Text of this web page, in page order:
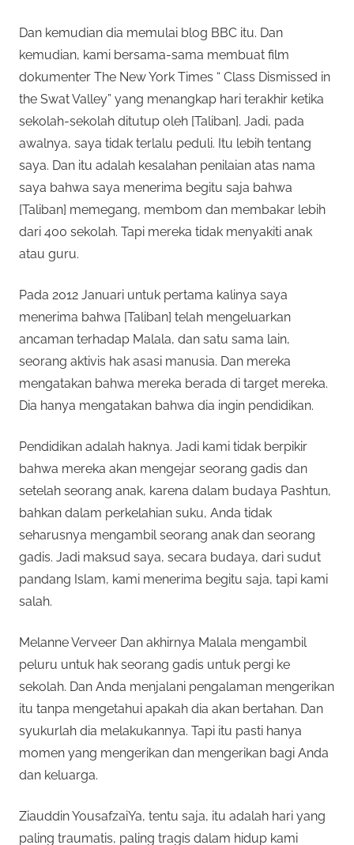
Dan kemudian dia memulai blog BBC itu. Dan
kemudian, kami bersama-sama membuat film
dokumenter The New York Times “ Class Dismissed in
the Swat Valley” yang menangkap hari terakhir ketika
sekolah-sekolah ditutup oleh [Taliban]. Jadi, pada
awalnya, saya tidak terlalu peduli. Itu lebih tentang
saya. Dan itu adalah kesalahan penilaian atas nama
saya bahwa saya menerima begitu saja bahwa
[Taliban] memegang, membom dan membakar lebih
dari 400 sekolah. Tapi mereka tidak menyakiti anak
atau guru.
Pada 2012 Januari untuk pertama kalinya saya
menerima bahwa [Taliban] telah mengeluarkan
ancaman terhadap Malala, dan satu sama lain,
seorang aktivis hak asasi manusia. Dan mereka
mengatakan bahwa mereka berada di target mereka.
Dia hanya mengatakan bahwa dia ingin pendidikan.
Pendidikan adalah haknya. Jadi kami tidak berpikir
bahwa mereka akan mengejar seorang gadis dan
setelah seorang anak, karena dalam budaya Pashtun,
bahkan dalam perkelahian suku, Anda tidak
seharusnya mengambil seorang anak dan seorang
gadis. Jadi maksud saya, secara budaya, dari sudut
pandang Islam, kami menerima begitu saja, tapi kami
salah.
Melanne Verveer Dan akhirnya Malala mengambil
peluru untuk hak seorang gadis untuk pergi ke
sekolah. Dan Anda menjalani pengalaman mengerikan
itu tanpa mengetahui apakah dia akan bertahan. Dan
syukurlah dia melakukannya. Tapi itu pasti hanya
momen yang mengerikan dan mengerikan bagi Anda
dan keluarga.
Ziauddin YousafzaiYa, tentu saja, itu adalah hari yang
paling traumatis, paling tragis dalam hidup kami